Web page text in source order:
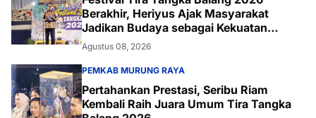
Berakhir, Heriyus Ajak Masyarakat
Jadikan Budaya sebagai Kekuatan
Daerah
Agustus 08, 2026
PEMKAB MURUNG RAYA
Pertahankan Prestasi, Seribu Riam
Kembali Raih Juara Umum Tira Tangka